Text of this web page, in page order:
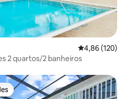
4,86 de uma
4,86 (120)
2 quartos/2 banheiros
dos hóspedes